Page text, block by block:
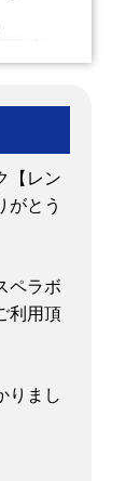
【レン
がとう
ペラボ
利用頂
りまし